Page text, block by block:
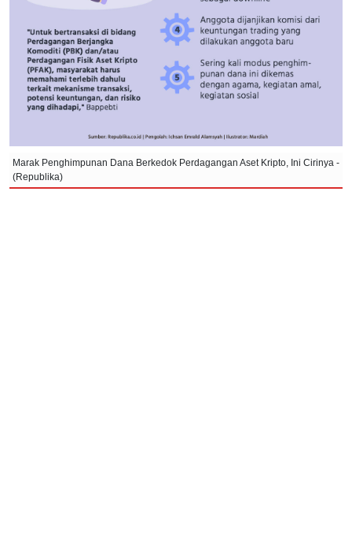
Marak Penghimpunan Dana Berkedok Perdagangan Aset Kripto, Ini Cirinya -
(Republika)